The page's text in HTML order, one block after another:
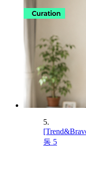
5.
동 5